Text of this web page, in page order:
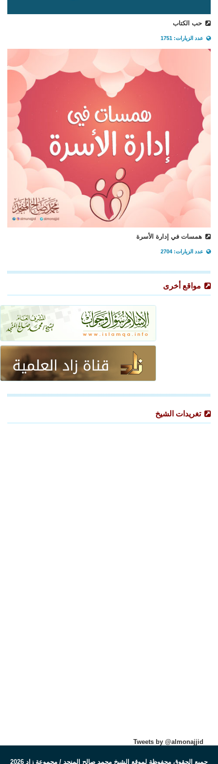
حب الكتاب
عدد الزيارات: 1751
همسات في إدارة الأسرة
عدد الزيارات: 2704
مواقع أخرى
تغريدات الشيخ
Tweets by @almonajjid
جميع الحقوق محفوظة لموقع الشيخ محمد صالح المنجد / مجموعة زاد 2026